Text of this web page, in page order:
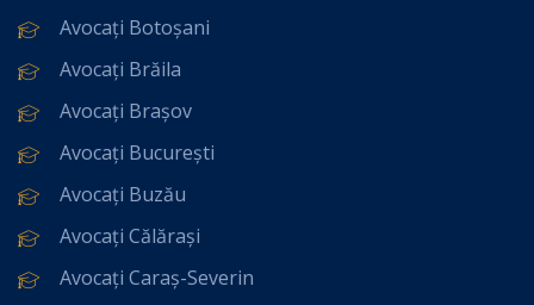
Avocați Botoșani
Avocați Brăila
Avocați Brașov
Avocați București
Avocați Buzău
Avocați Călărași
Avocați Caraș-Severin